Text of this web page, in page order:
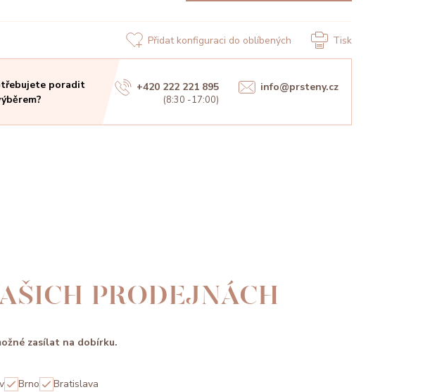
Přidat konfiguraci do oblíbených Tisk
poradit
+420 222 221 895
(8:30 -17:00)
info@prsteny.cz
PRODEJNÁCH
zasílat na dobírku.
Brno Bratislava